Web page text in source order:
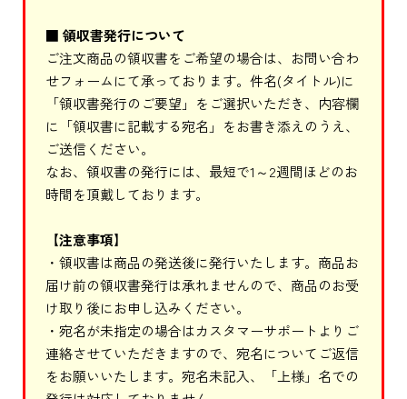
■ 領収書発行について
ご注文商品の領収書をご希望の場合は、お問い合わ
せフォームにて承っております。件名(タイトル)に
「領収書発行のご要望」をご選択いただき、内容欄
に「領収書に記載する宛名」をお書き添えのうえ、
ご送信ください。
なお、領収書の発行には、最短で1～2週間ほどのお
時間を頂戴しております。
【注意事項】
・領収書は商品の発送後に発行いたします。商品お
届け前の領収書発行は承れませんので、商品のお受
け取り後にお申し込みください。
・宛名が未指定の場合はカスタマーサポートよりご
連絡させていただきますので、宛名についてご返信
をお願いいたします。宛名未記入、「上様」名での